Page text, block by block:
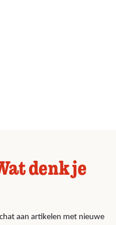
denk je
aan artikelen met nieuwe